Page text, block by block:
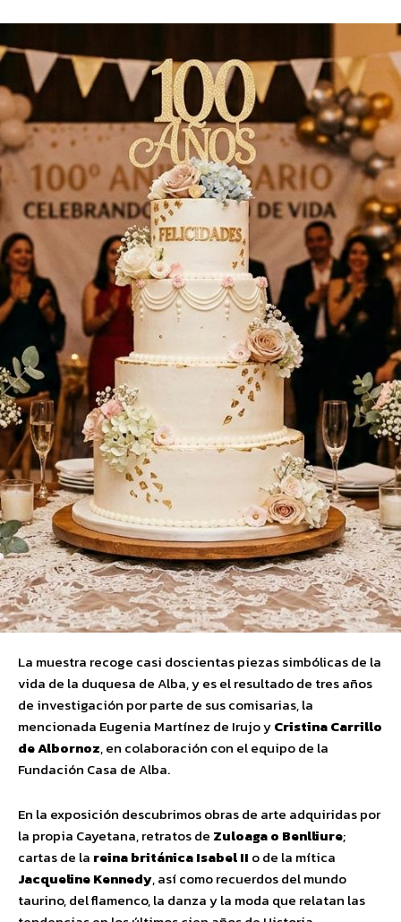
La muestra recoge casi doscientas piezas simbólicas de la
vida de la duquesa de Alba, y es el resultado de tres años
de investigación por parte de sus comisarias, la
mencionada Eugenia Martínez de Irujo yCristina Carrillo
de Albornoz, en colaboración con el equipo de la
Fundación Casa de Alba.
En la exposición descubrimos obras de arte adquiridas por
la propia Cayetana, retratos de Zuloaga o Benlliure;
cartas de la reina británica Isabel II o de la mítica
Jacqueline Kennedy, así como recuerdos del mundo
taurino, del flamenco, la danza y la moda que relatan las